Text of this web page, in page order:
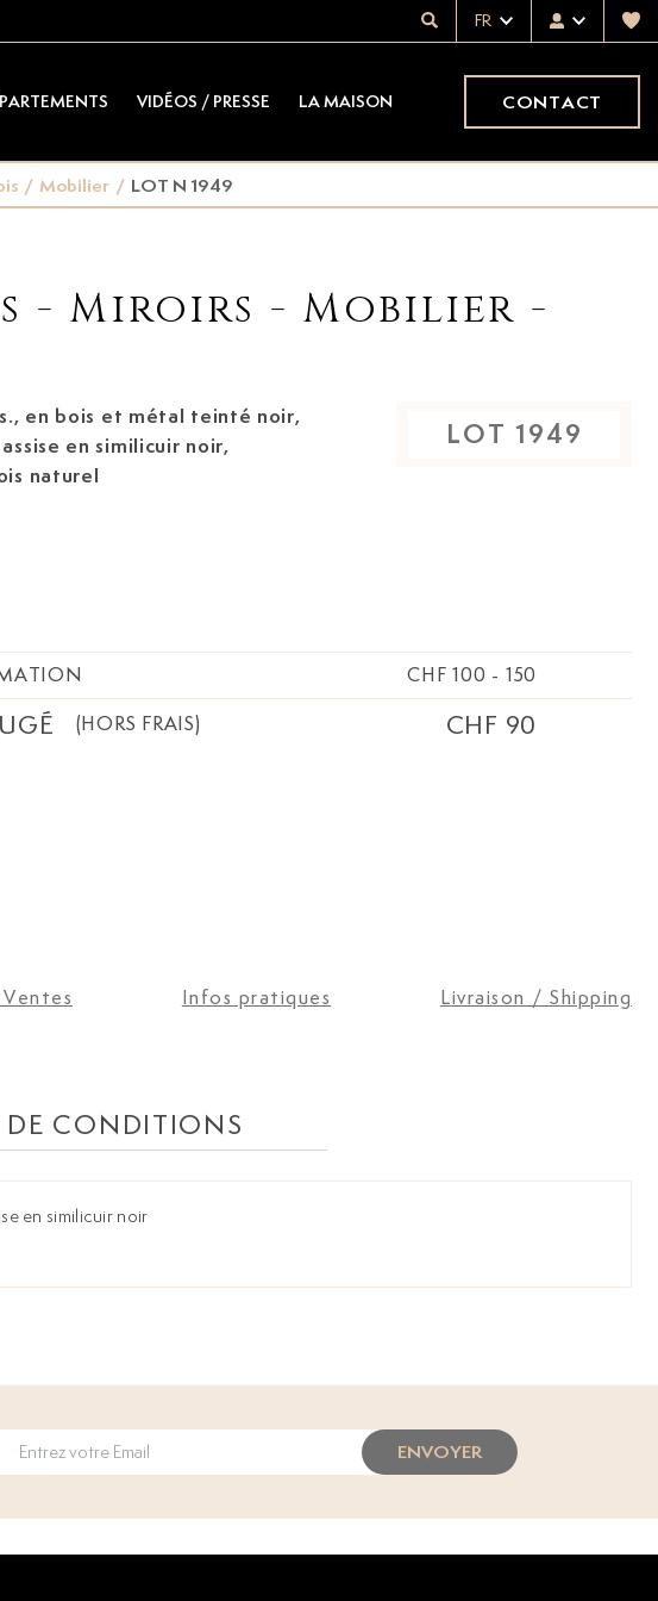
FR
VIDÉOS / PRESSE LA MAISON CONTACT
/ Mobilier / LOT N 1949
- Miroirs - Mobilier -
en similicuir noir,
naturel
LOT 1949
CHF 100 - 150
(HORS FRAIS) CHF 90
Infos pratiques Livraison / Shipping
DE CONDITIONS
en similicuir noir
ENVOYER